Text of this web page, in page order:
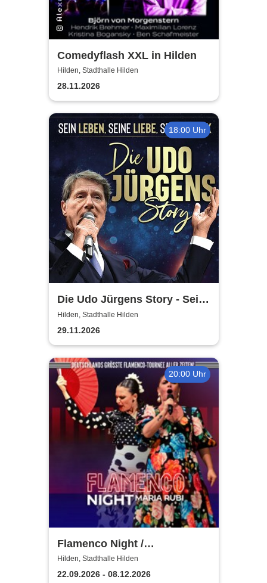
Comedyflash XXL in Hilden
Hilden, Stadthalle Hilden
28.11.2026
18:00 Uhr
Die Udo Jürgens Story - Sein
Leben, seine Liebe, seine
Musik! Konzerte 2026
Hilden, Stadthalle Hilden
29.11.2026
20:00 Uhr
Flamenco Night /
Flamencomanía Tour 26/27 -
Deutschlands größte
Hilden, Stadthalle Hilden
22.09.2026 - 08.12.2026